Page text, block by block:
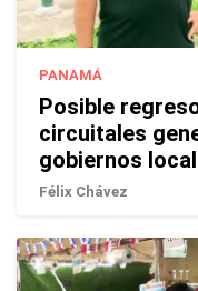
PANAMÁ
Posible
circuitales
gobiernos
Félix Chávez